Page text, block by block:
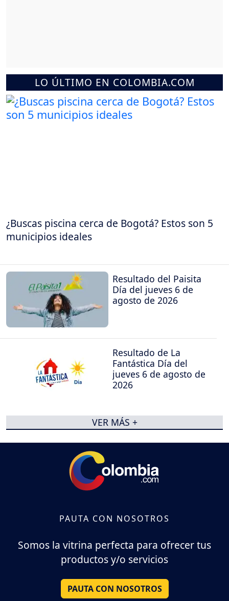
LO ÚLTIMO EN COLOMBIA.COM
¿Buscas piscina cerca de Bogotá? Estos son 5
municipios ideales
Resultado del Paisita
Día del jueves 6 de
agosto de 2026
Resultado de La
Fantástica Día del
jueves 6 de agosto de
2026
VER MÁS +
PAUTA CON NOSOTROS
Somos la vitrina perfecta para ofrecer tus
productos y/o servicios
PAUTA CON NOSOTROS